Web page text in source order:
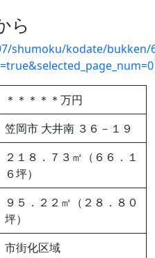
ら
shumoku/kodate/bukken/
＊＊＊＊＊万円
笠岡市 大井南 ３６－１９
２１８．７３㎡（６６．１
６坪）
９５．２２㎡（２８．８０
坪）
市街化区域